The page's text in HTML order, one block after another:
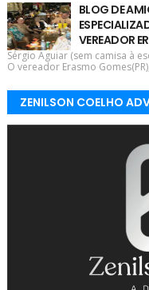
BLOG DE
VEREADOR
Sérgio Aguiar (sem camisa à
O vereador Erasmo
ZENILSON COELHO